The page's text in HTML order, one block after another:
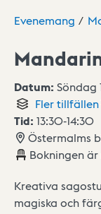
Evenemang
Datum: Söndag
Flertillfällen
Tid: 13:30-14:30
Östermalms
Bokningen
Kreativa
magiska och